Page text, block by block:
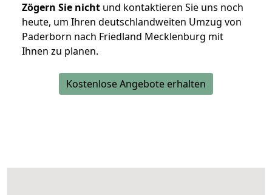
Zögern Sie nicht und kontaktieren Sie uns noch
heute, um Ihren deutschlandweiten Umzug von
Paderborn nach Friedland Mecklenburg mit
Ihnen zu planen.
Kostenlose Angebote erhalten